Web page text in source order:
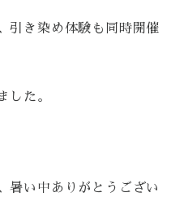
引き染め体験も同時開催
た。
暑い中ありがとうござい